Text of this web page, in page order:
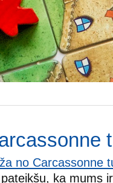
no Carcassonne
ka mums